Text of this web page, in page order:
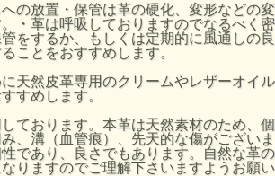
への放置・保管は革の硬化、変形などの変
・革は呼吸しておりますのでなるべく密
をするか、もしくは定期的に風通しの良
ことをおすすめします。
に天然皮革専用のクリームやレザーオイル
すめします。
しております。本革は天然素材のため、個
、溝（血管痕）、先天的な傷がございま
であり、良さでもあります。自然な革の
りますのでご理解下さいますようお願い